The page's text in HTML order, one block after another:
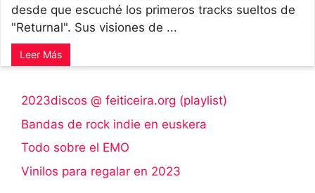
desde que escuché los primeros tracks sueltos de
"Returnal". Sus visiones de ...
Leer Más
2023discos @ feiticeira.org (playlist)
Bandas de rock indie en euskera
Todo sobre el EMO
Vinilos para regalar en 2023